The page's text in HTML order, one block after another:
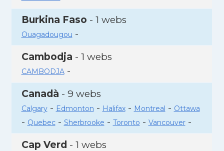
Burkina Faso - 1 webs
Ouagadougou -
Cambodja - 1 webs
CAMBODJA-
Canadà - 9 webs
Calgary- Edmonton - Halifax- Montreal - Ottawa
- Quebec- Sherbrooke - Toronto - Vancouver-
Cap Verd - 1 webs